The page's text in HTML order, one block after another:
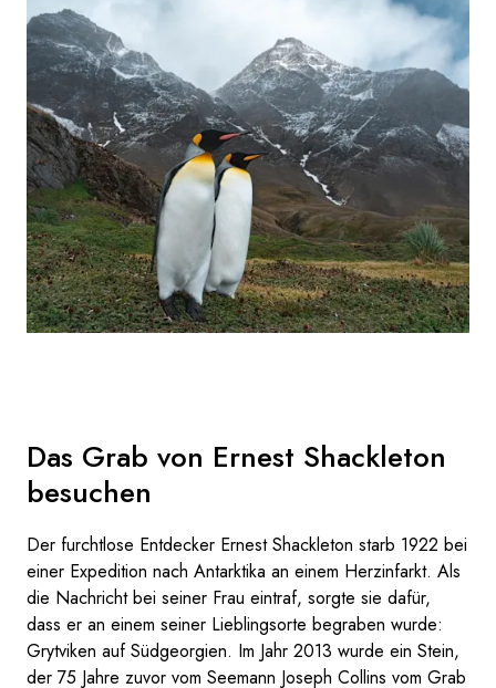
Das Grab von Ernest Shackleton
besuchen
Der furchtlose Entdecker Ernest Shackleton starb 1922 bei
einer Expedition nach Antarktika an einem Herzinfarkt. Als
die Nachricht bei seiner Frau eintraf, sorgte sie dafür,
dass er an einem seiner Lieblingsorte begraben wurde:
Grytviken auf Südgeorgien. Im Jahr 2013 wurde ein Stein,
der 75 Jahre zuvor vom Seemann Joseph Collins vom Grab